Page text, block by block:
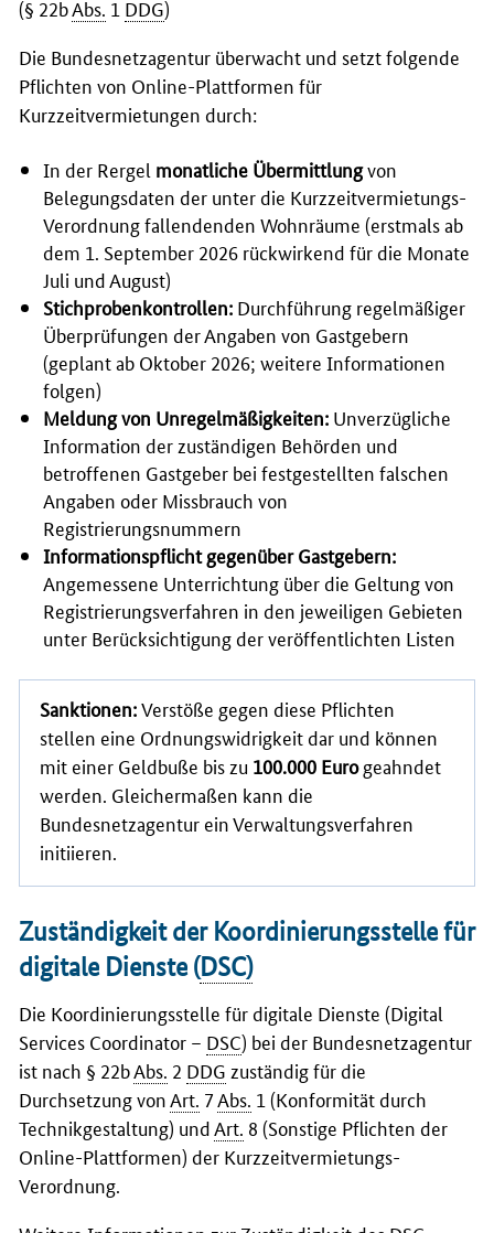
(§ 22bAbs. 1 DDG)
Die Bundesnetzagentur überwacht und setzt folgende
Pflichten von Online-Plattformen für
Kurzzeitvermietungen durch:
In der Rergel monatliche Übermittlungvon
Belegungsdaten der unter die Kurzzeitvermietungs-
Verordnung fallendenden Wohnräume (erstmals ab
dem 1. September 2026 rückwirkend für die Monate
Juli und August)
Stichprobenkontrollen: Durchführung regelmäßiger
Überprüfungen der Angaben von Gastgebern
(geplant ab Oktober 2026; weitere Informationen
folgen)
Meldung von Unregelmäßigkeiten: Unverzügliche
Information der zuständigen Behörden und
betroffenen Gastgeber bei festgestellten falschen
Angaben oder Missbrauch von
Registrierungsnummern
Informationspflicht gegenüber Gastgebern:
Angemessene Unterrichtung über die Geltung von
Registrierungsverfahren in den jeweiligen Gebieten
unter Berücksichtigung der veröffentlichten Listen
Sanktionen:Verstöße gegen diese Pflichten
stellen eine Ordnungswidrigkeit dar und können
mit einer Geldbuße bis zu 100.000 Eurogeahndet
werden. Gleichermaßen kann die
Bundesnetzagentur ein Verwaltungsverfahren
initiieren.
Zuständigkeit der Koordinierungsstelle für
digitale Dienste (DSC)
Die Koordinierungsstelle für digitale Dienste (Digital
Services Coordinator – DSC) bei der Bundesnetzagentur
ist nach § 22bAbs. 2 DDG zuständig für die
Durchsetzung vonArt. 7Abs. 1 (Konformität durch
Technikgestaltung) undArt. 8 (Sonstige Pflichten der
Online-Plattformen) der Kurzzeitvermietungs-
Verordnung.